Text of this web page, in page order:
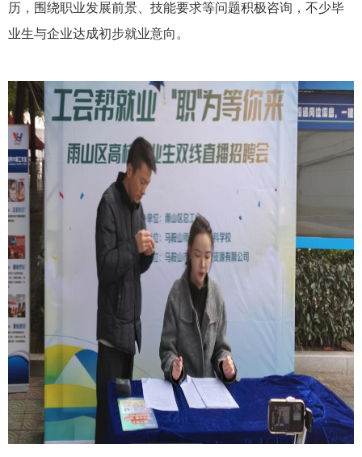
历，围绕职业发展前景、技能要求等问题积极咨询，不少毕
业生与企业达成初步就业意向。